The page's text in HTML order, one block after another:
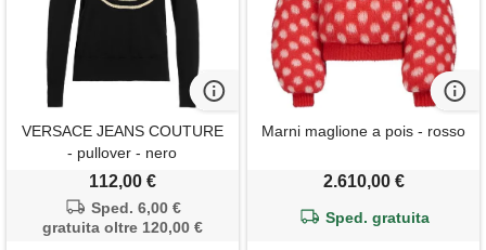
VERSACE JEANS COUTURE
- pullover - nero
112,00 €
Sped. 6,00 €
gratuita oltre 120,00 €
Marni maglione a pois - rosso
2.610,00 €
Sped. gratuita